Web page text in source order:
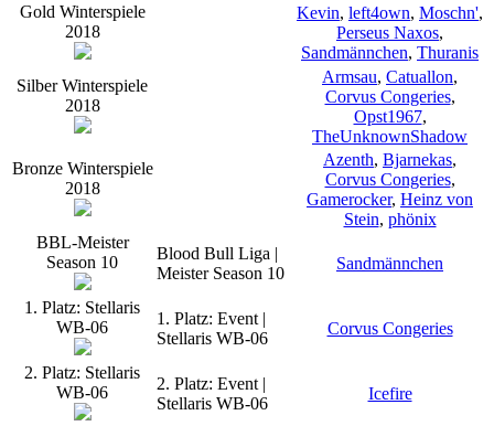
Gold Winterspiele
2018
Kevin, left4own, Moschn',
Perseus Naxos,
Sandmännchen, Thuranis
Silber Winterspiele
2018
Armsau, Catuallon,
Corvus Congeries,
Opst1967,
TheUnknownShadow
Bronze Winterspiele
2018
Azenth, Bjarnekas,
Corvus Congeries,
Gamerocker, Heinz von
Stein, phönix
BBL-Meister
Season 10
Blood Bull Liga |
Meister Season 10
Sandmännchen
1. Platz: Stellaris
WB-06
1. Platz: Event |
Stellaris WB-06
Corvus Congeries
2. Platz: Stellaris
WB-06
2. Platz: Event |
Stellaris WB-06
Icefire